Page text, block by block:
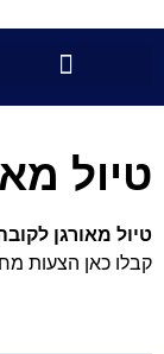
טיול
טיול מאורגן
קבלו כאן הצעות